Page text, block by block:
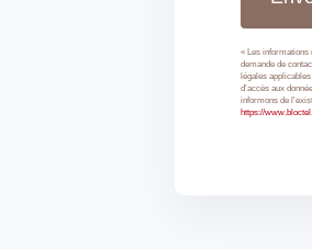
« Les informations
demande de
légales
d'accès aux
informons de
https://